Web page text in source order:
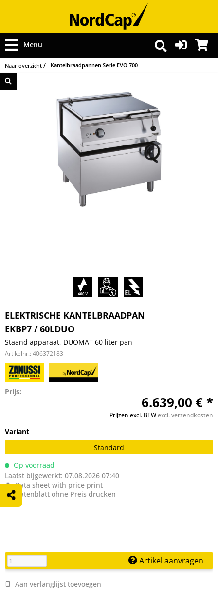
Menu
Naar overzicht Kantelbraadpannen Serie EVO 700
ELEKTRISCHE KANTELBRAADPAN
EKBP7 / 60LDUO
Staand apparaat, DUOMAT 60 liter pan
Artikelnr.: 406372183
Prijs:
6.639,00 € *
Prijzen excl. BTWexcl. verzendkosten
Variant
Standard
Op voorraad
Laatst bijgewerkt: 07.08.2026 07:40
Data sheet with price print
Datenblatt ohne Preis drucken
Artikel aanvragen
Aan verlanglijst toevoegen